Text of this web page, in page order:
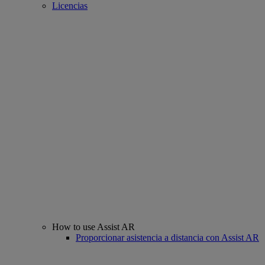
Licencias
How to use Assist AR
Proporcionar asistencia a distancia con Assist AR